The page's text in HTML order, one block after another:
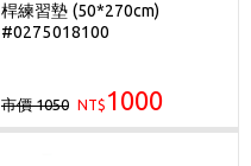
桿練習墊 (50*270cm)
#0275018100
市價 1050 NT$ 1000